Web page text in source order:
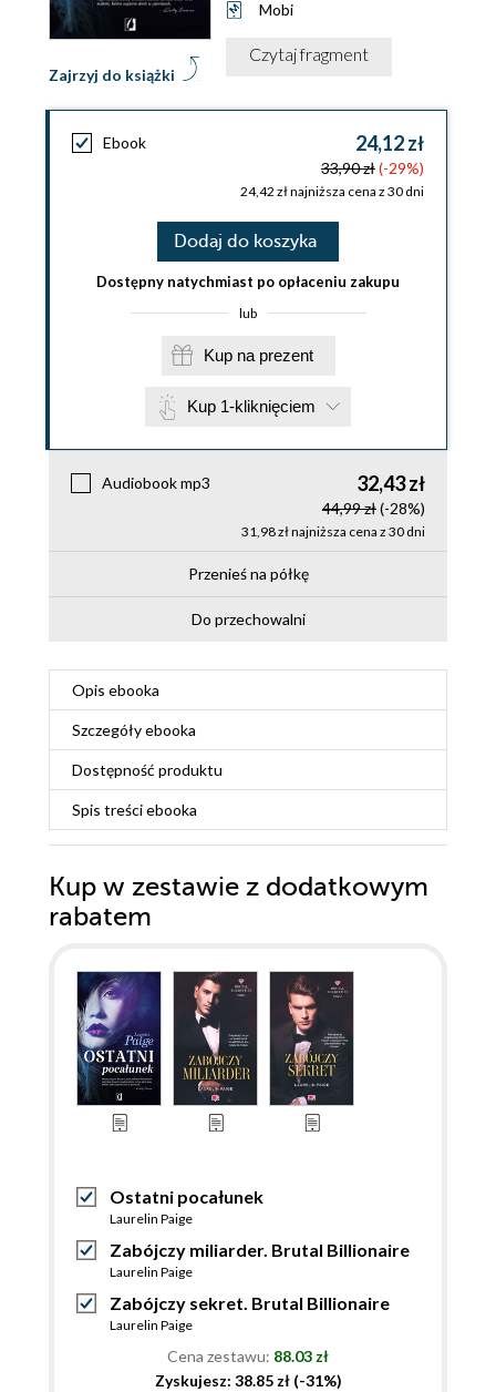
Zajrzyj do książki
Mobi
Czytaj fragment
Ebook 24,12 zł
33,90 zł(-29%)
24,42 zł najniższa cena z 30 dni
Dodaj do koszyka
Dostępny natychmiast po opłaceniu zakupu
lub
Kup na prezent
Kup 1-kliknięciem
Audiobook mp3 32,43 zł
44,99 zł(-28%)
31,98 zł najniższa cena z 30 dni
Przenieś na półkę
Do przechowalni
Opis ebooka
Szczegółyebooka
Dostępność produktu
Spis treściebooka
Kup w zestawie z dodatkowym
rabatem
Ostatni pocałunek
Laurelin Paige
Zabójczy miliarder. Brutal Billionaire
Laurelin Paige
Zabójczy sekret. Brutal Billionaire
Laurelin Paige
Cena zestawu: 88.03 zł
Zyskujesz: 38.85 zł (-31%)